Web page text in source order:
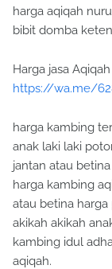
harga aqiqah
bibit domba
Harga jasa
https://wa.me/
harga kambing
anak laki laki
jantan atau
harga kambing
atau betina
akikah akikah
kambing idul
aqiqah.